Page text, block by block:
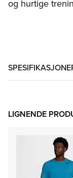
og hurtige
LIGNENDE